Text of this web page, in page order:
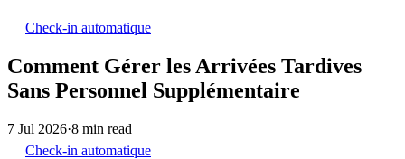
Check-in automatique
Comment Gérer les Arrivées Tardives
Sans Personnel Supplémentaire
7 Jul 2026·8 min read
Check-in automatique